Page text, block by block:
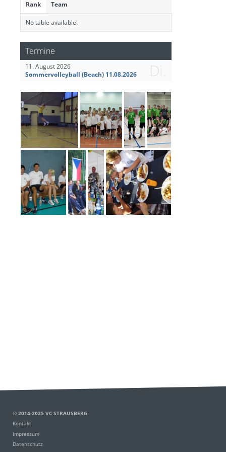
Rank Team
No table available.
Termine
Di.
11. August 2026
Sommervolleyball (Beach) 11.08.2026
© 2014-2025 VC STRAUSBERG
Kontakt
Impressum
Datenschutz